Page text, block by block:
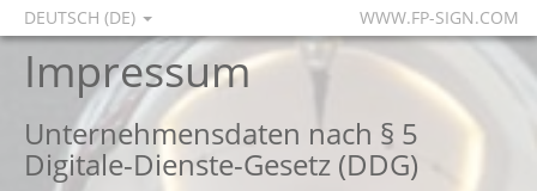
DEUTSCH (DE) WWW.FP-SIGN.COM
Impressum
Unternehmensdaten nach § 5
Digitale-Dienste-Gesetz (DDG)